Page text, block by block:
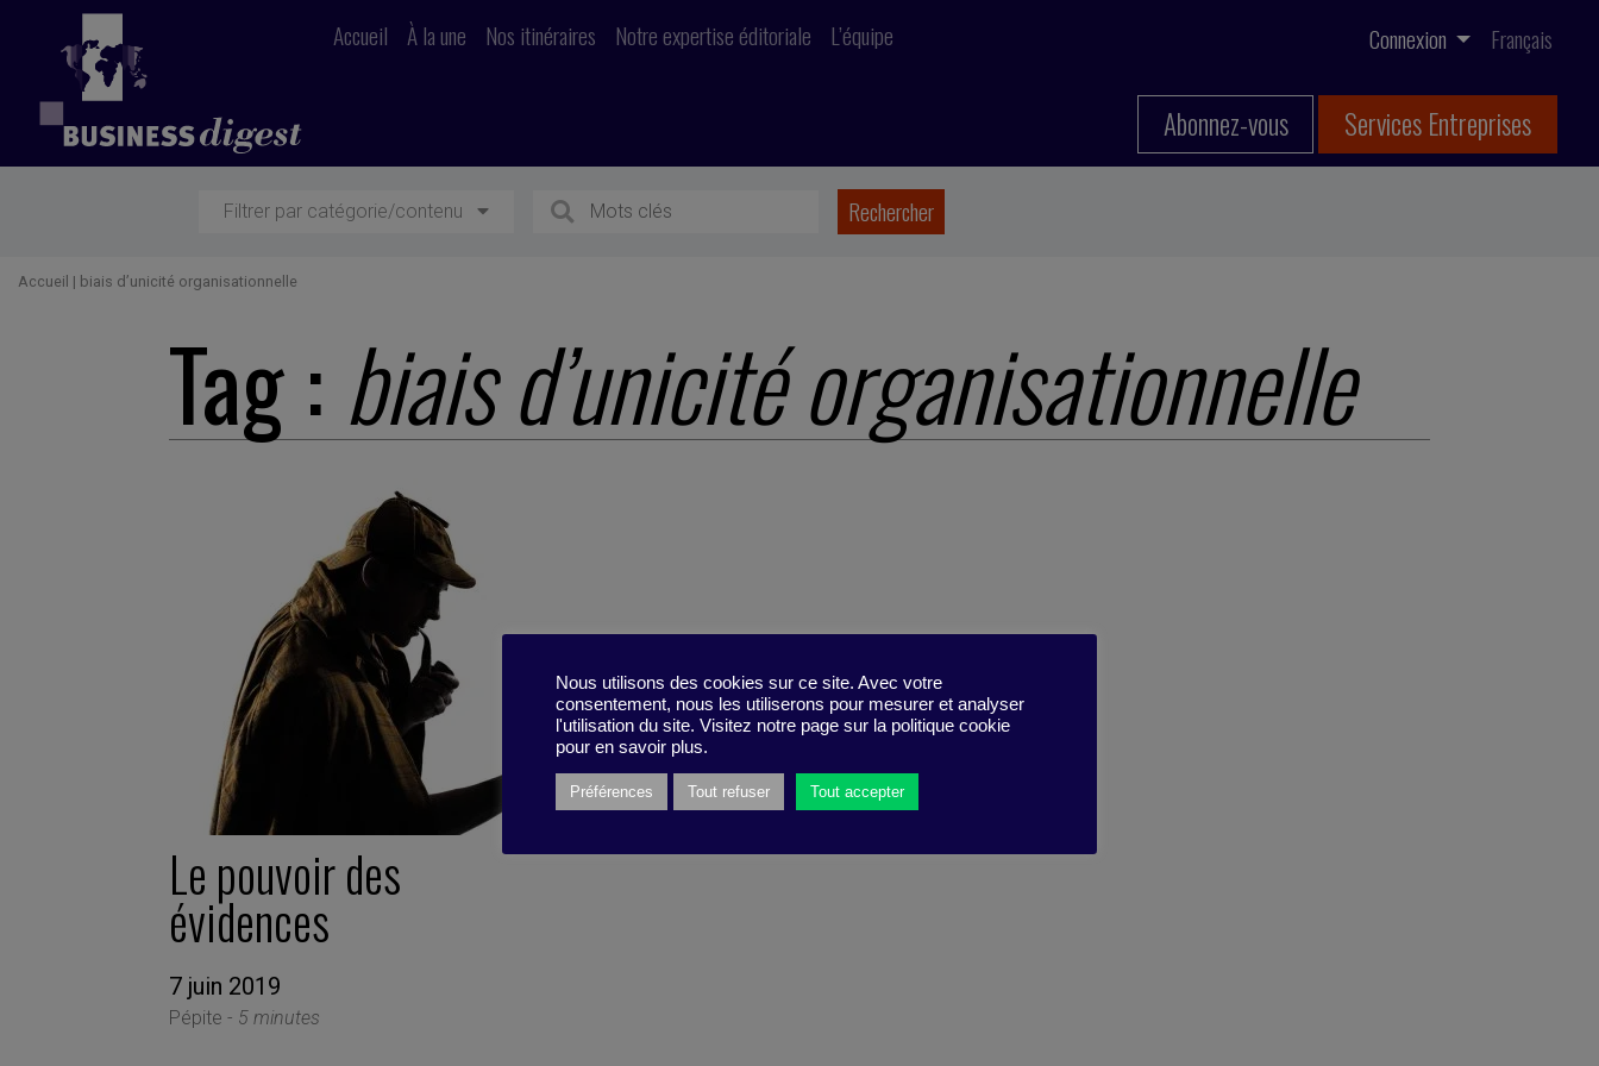
Accueil À la une Nos itinéraires Notre expertise éditoriale L’équipe Connexion Français
Abonnez-vous Services Entreprises
Filtrer par catégorie/contenu
Accueil | biais d’unicité organisationnelle
Tag : biais d’unicité organisationnelle
Le pouvoir des
évidences
7 juin 2019
Pépite - 5 minutes
Nous utilisons des cookies sur ce site. Avec votre
consentement, nous les utiliserons pour mesurer et analyser
l'utilisation du site. Visitez notre page sur la politique cookie
pour en savoir plus.
Préférences Tout refuser Tout accepter